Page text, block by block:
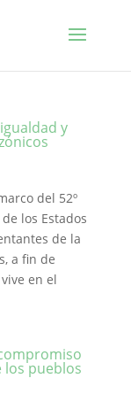
y
del 52º
los Estados
de la
a fin de
en el
los pueblos